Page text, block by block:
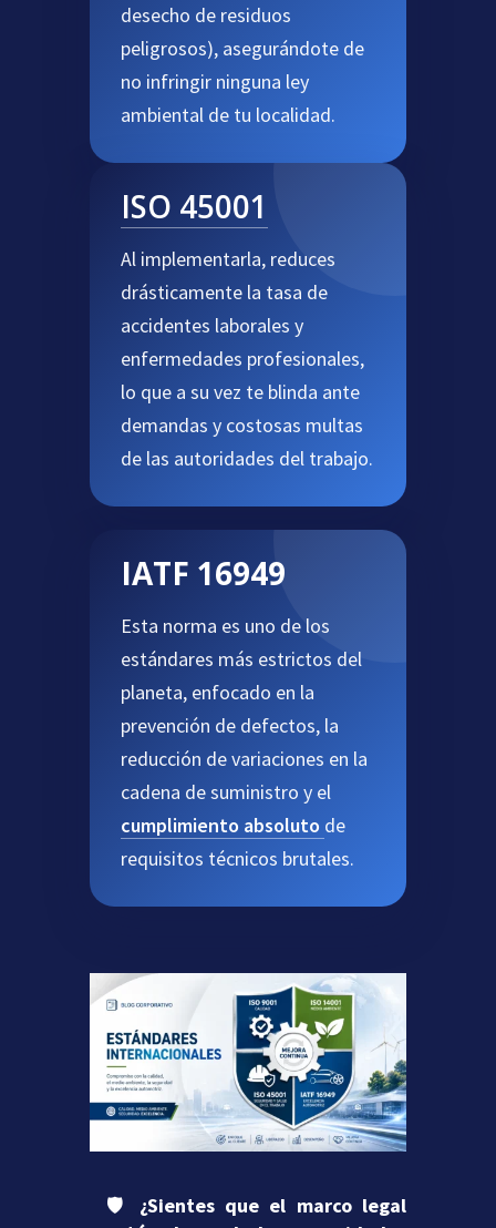
desecho de residuos
peligrosos), asegurándote de
no infringir ninguna ley
ambiental de tu localidad.
ISO 45001
Al implementarla, reduces
drásticamente la tasa de
accidentes laborales y
enfermedades profesionales,
lo que a su vez te blinda ante
demandas y costosas multas
de las autoridades del trabajo.
IATF 16949
Esta norma es uno de los
estándares más estrictos del
planeta, enfocado en la
prevención de defectos, la
reducción de variaciones en la
cadena de suministro y el
cumplimiento absoluto de
requisitos técnicos brutales.
🛡️ ¿Sientes que el marco legal